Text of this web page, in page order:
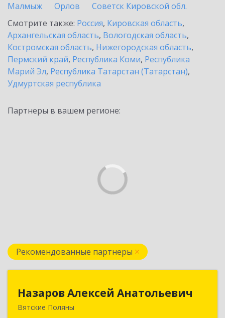
Малмыж
Орлов
Советск Кировской обл.
Смотрите также: Россия, Кировская область,
Архангельская область, Вологодская область,
Костромская область, Нижегородская область,
Пермский край, Республика Коми, Республика
Марий Эл, Республика Татарстан (Татарстан),
Удмуртская республика
Партнеры в вашем регионе:
Рекомендованные партнеры
Назаров Алексей Анатольевич
Вятские Поляны
Назаров Алексей Анатольевич
612964,Кировская обл,город Вятские Поляны